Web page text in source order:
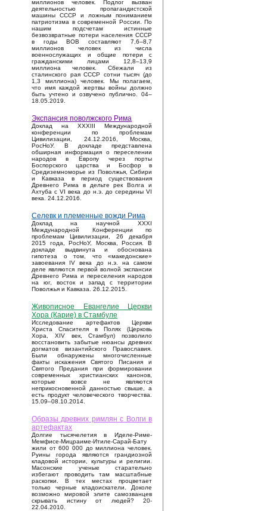
миллионов человек. Подлог вызван
деятельностью пропагандистской
машины СССР и ложным пониманием
патриотизма в современной России. По
нашим подсчетам истинные
безвозвратные потери населения СССР
в годы ВОВ составляют 7,6–8,7
миллионов человек из числа
военнослужащих и общие потери с
гражданскими лицами 12,8–13,9
миллиона человек. Сбежали из
сталинского рая СССР сотни тысяч (до
1,3 миллиона) человек. Мы полагаем,
что имя каждой жертвы войны должно
быть учтено и озвучено публично. 04–
18.05.2019.
Экспансия поволжского Рима
Доклад на XXXIII Международной
конференции по проблемам
Цивилизации, 24.12.2016, Москва,
РосНоУ. В докладе представлена
обширная информация о переселении
народов в Европу через порты
Боспорского царства и Босфор в
Средиземноморье из Поволжья, Сибири
и Кавказа в период существования
Древнего Рима в дельте рек Волга и
Ахтуба с VI века до н.э. до середины VI
века. 24.12.2016.
Селевк и племенные вожди Рима
Доклад на научной XXXI
Международной Конференции по
проблемам Цивилизации, 26 декабря
2015 года, РосНоУ, Москва, Россия. В
докладе выдвинута и обоснована
гипотеза о том, что «македонские»
завоевания IV века до н.э. на самом
деле являются первой волной экспансии
Древнего Рима и переселения народов
на юг, восток и запад с территории
Поволжья и Кавказа. 26.12.2015.
Живописное Евангелие Церкви
Хора (Карие) в Стамбуле
Исследование артефактов Церкви
Христа Спасителя в Полях (Церковь
Хора, XIV век, Стамбул) позволило
восстановить забытые нюансы древних
догматов византийского Православия.
Были обнаружены многочисленные
факты искажения Святого Писания и
Святого Предания при формировании
современных христианских канонов,
которые вовсе не являются
неприкосновенной данностью свыше, а
есть продукт человеческого творчества.
15.09–08.10.2014.
Образы древних римлян с Волги в
артефактах
Долгие тысячелетия в Иделе-Риме-
Мемфисе-Мицраиме-Итиле-Сарай-Бату
жили от 600 000 до миллиона человек.
Руины города являются грандиозной
кладовой истории, культуры и религии.
Масонские ученые старательно
избегают проводить там масштабные
раскопки. В тех местах процветает
только черные кладоискатели. Доколе
возможно мировой элите самозванцев
скрывать истину от людей? 20-
22.04.2010.